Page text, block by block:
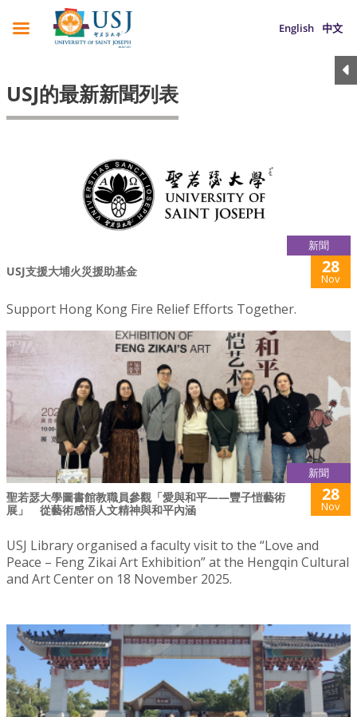
English 中文
USJ的最新新聞列表
新聞
USJ支援大埔火災援助基金 28
Nov
Support Hong Kong Fire Relief Efforts Together.
新聞
聖若瑟大學圖書館教職員參觀「愛與和平——豐子愷藝術
展」 從藝術感悟人文精神與和平內涵
28
Nov
USJ Library organised a faculty visit to the “Love and
Peace – Feng Zikai Art Exhibition” at the Hengqin Cultural
and Art Center on 18 November 2025.